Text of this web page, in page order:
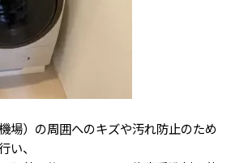
場）の周囲へのキズや汚れ防止のため
、